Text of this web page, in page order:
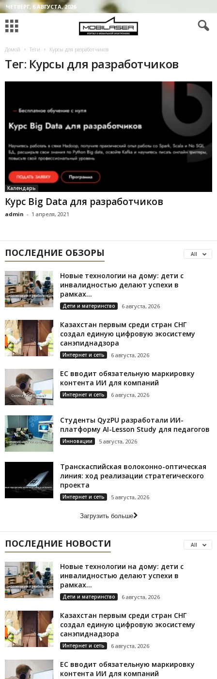
ЧЕТВЕРГ, 6 АВГУСТА, 2026
Домой Теги Курсы для разработчиков
Тег: Курсы для разработчиков
Календарь
Курс Big Data для разработчиков
admin - 1 апреля, 2021
ПОСЛЕДНИЕ ОБЗОРЫ All
Новые технологии на дому: дети с
инвалидностью делают успехи в
рамках...
Дети и материнство 6 августа, 2026
Казахстан первым среди стран СНГ
создал единую цифровую экосистему
санэпиднадзора
Интернет и сеть 6 августа, 2026
ЕС вводит обязательную маркировку
контента ИИ для компаний
Интернет и сеть 6 августа, 2026
Студенты QyzPU разработали ИИ-
платформу AI-Lesson Study для педагогов
Инновации 5 августа, 2026
Транскаспийская волоконно-оптическая
линия: ход реализации стратегического
проекта
Интернет и сеть 5 августа, 2026
Загрузить больше
ПОСЛЕДНИЕ НОВОСТИ All
Новые технологии на дому: дети с
инвалидностью делают успехи в
рамках...
Дети и материнство 6 августа, 2026
Казахстан первым среди стран СНГ
создал единую цифровую экосистему
санэпиднадзора
Интернет и сеть 6 августа, 2026
ЕС вводит обязательную маркировку
контента ИИ для компаний